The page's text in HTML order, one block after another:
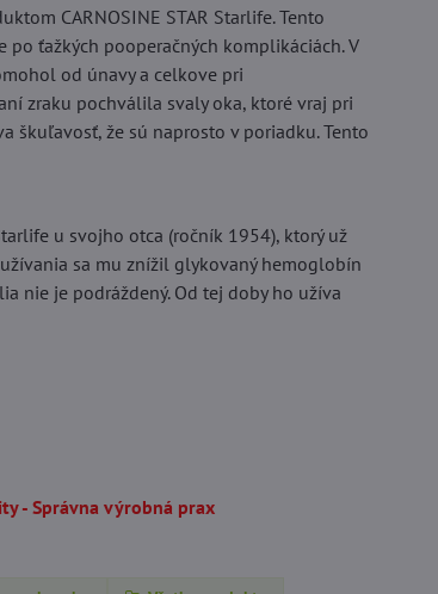
CARNOSINE STAR Starlife. Tento
ťažkých pooperačných komplikáciách. V
od únavy a celkove pri
zraku pochválila svaly oka, ktoré vraj pri
škuľavosť, že sú naprosto v poriadku. Tento
u svojho otca (ročník 1954), ktorý už
sa mu znížil glykovaný hemoglobín
nie je podráždený. Od tej doby ho užíva
- Správna výrobná prax